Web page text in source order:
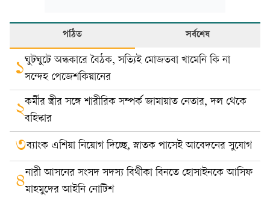
পঠিত সর্বশেষ
১ঘুটঘুটে অন্ধকারে বৈঠক, সত্যিই মোজতবা খামেনি কি না
সন্দেহ পেজেশকিয়ানের
২কর্মীর স্ত্রীর সঙ্গে শারীরিক সম্পর্ক জামায়াত নেতার, দল থেকে
বহিষ্কার
৩ব্যাংক এশিয়া নিয়োগ দিচ্ছে, স্নাতক পাসেই আবেদনের সুযোগ
৪নারী আসনের সংসদ সদস্য বিথীকা বিনতে হোসাইনকে আসিফ
মাহমুদের আইনি নোটিশ